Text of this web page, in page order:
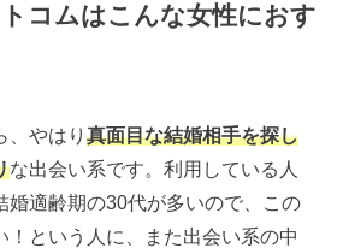
コムはこんな女性におす
、やはり真面目な結婚相手を探し
な出会い系です。利用している人
婚適齢期の30代が多いので、この
！という人に、また出会い系の中